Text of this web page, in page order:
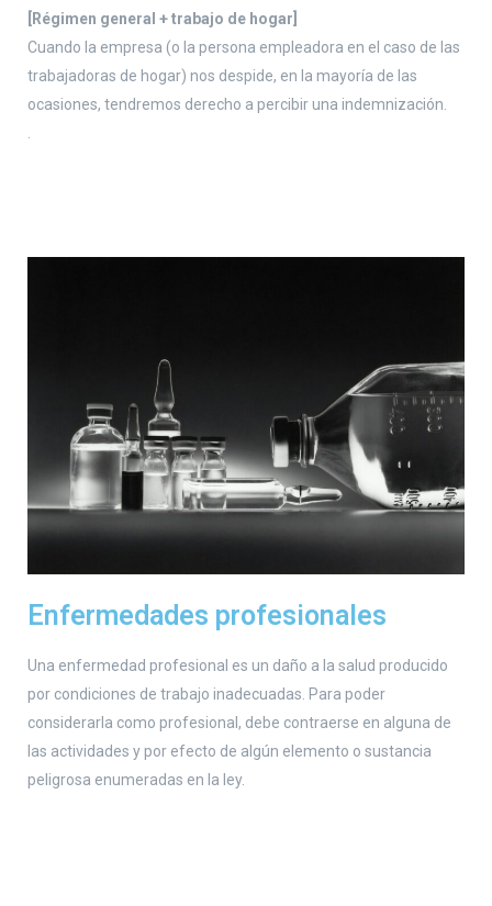
[Régimen general + trabajo de hogar]
Cuando la empresa (o la persona empleadora en el caso de las
trabajadoras de hogar) nos despide, en la mayoría de las
ocasiones, tendremos derecho a percibir una indemnización.
Enfermedades profesionales
Una enfermedad profesional es un daño a la salud producido
por condiciones de trabajo inadecuadas. Para poder
considerarla como profesional, debe contraerse en alguna de
las actividades y por efecto de algún elemento o sustancia
peligrosa enumeradas en la ley.